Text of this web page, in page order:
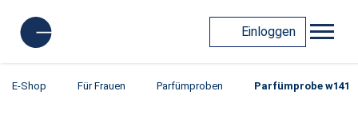
Einloggen
E-Shop Für Frauen Parfümproben Parfümprobe w141